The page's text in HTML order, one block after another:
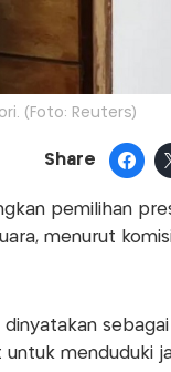
(Foto: Reuters)
Share
pemilihan
menurut
menduduki